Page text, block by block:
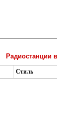
Радиостанции
Стиль